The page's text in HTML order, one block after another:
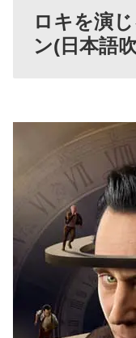
ロキを演
ン(日本語